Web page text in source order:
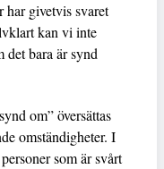
har givetvis svaret
kan vi inte
det bara är synd
om” översättas
omständigheter. I
som är svårt